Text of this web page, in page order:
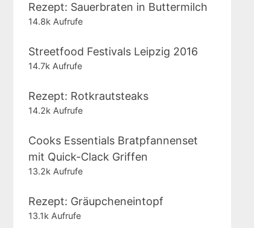
Rezept: Sauerbraten in Buttermilch
14.8k Aufrufe
Streetfood Festivals Leipzig 2016
14.7k Aufrufe
Rezept: Rotkrautsteaks
14.2k Aufrufe
Cooks Essentials Bratpfannenset
mit Quick-Clack Griffen
13.2k Aufrufe
Rezept: Gräupcheneintopf
13.1k Aufrufe